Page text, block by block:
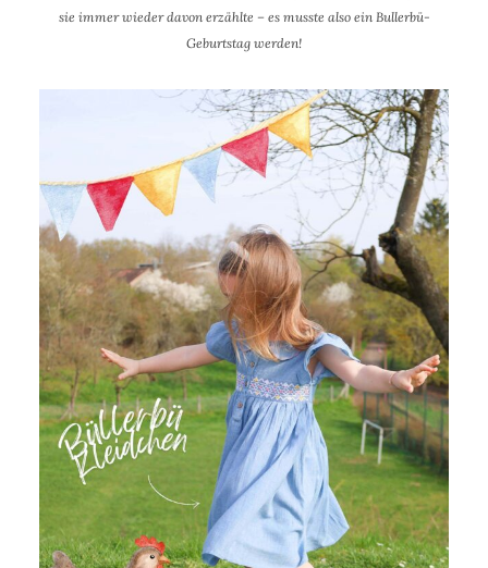
sie immer wieder davon erzählte – es musste also ein Bullerbü-
Geburtstag werden!